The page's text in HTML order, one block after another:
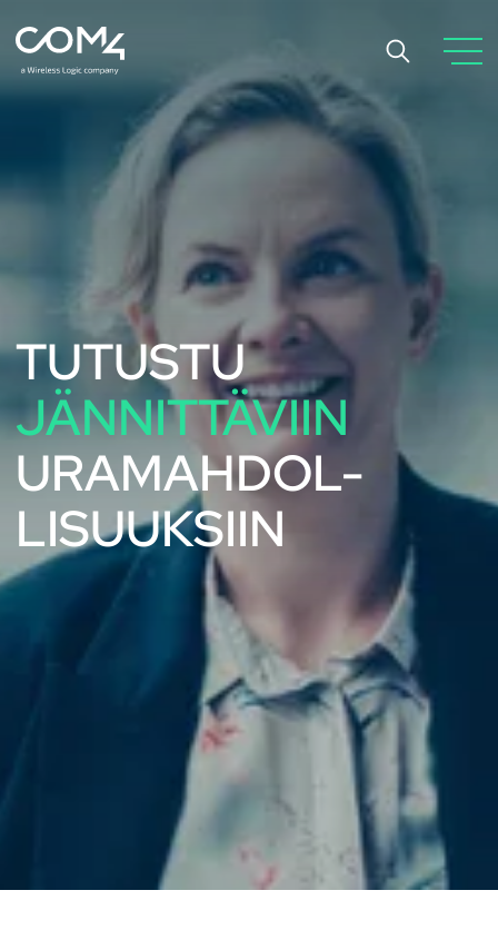
TUTUSTU
JÄNNITTÄVIIN
URAMAHDOL-
LISUUKSIIN